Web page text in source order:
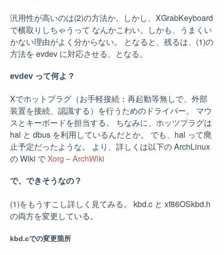
汎用性が高いのは(2)の方法か。しかし、XGrabKeyboard
で横取りしちゃうって なんかこわい。しかも、うまくい
かない理由がよく分からない。 となると、残るは、(1)の
方法を evdev に対応させる、となる。
evdev って何よ？
Xでホットプラグ（お手軽接続：再起動等無しで、外部
装置を接続、認識する）を行うためのドライバー。 マウ
スとキーボードを担当する。 ちなみに、ホッツプラグは
hal と dbus を利用しているんだとか。 でも、hal って廃
止予定だったような。 より、詳しくは以下の ArchLinux
の Wiki でXorg – ArchWiki
で、できそうなの？
(1)をもうすこし詳しく見てみる。 kbd.c と xf86OSkbd.h
の両方を変更している。
kbd.cでの変更箇所